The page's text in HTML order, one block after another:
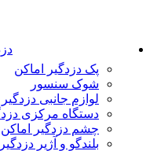
پک دزدگیر اماکن
شوک سنسور
لوازم جانبی
دستگاه مرکزی
چشم دزدگیر اماکن
بلندگو و آژیر